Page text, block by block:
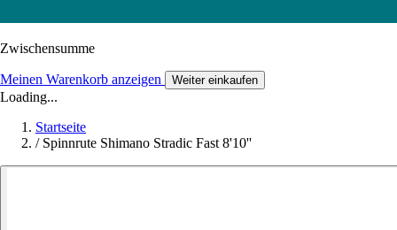
Zwischensumme
Meinen Warenkorb anzeigen Weiter einkaufen
Loading...
Startseite
/ Spinnrute Shimano Stradic Fast 8'10''